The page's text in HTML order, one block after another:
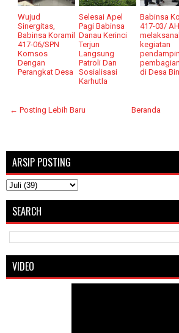
Wujud
Sinergitas,
Babinsa Koramil
417-06/SPN
Komsos
Dengan
Perangkat Desa
Selesai Apel
Pagi Babinsa
Danau Kerinci
Terjun
Langsung
Patroli Dan
Sosialisasi
Karhutla
Babinsa
417-03/ AH
kegiatan
di Desa
← Posting Lebih Baru Beranda
ARSIP POSTING
SEARCH
VIDEO